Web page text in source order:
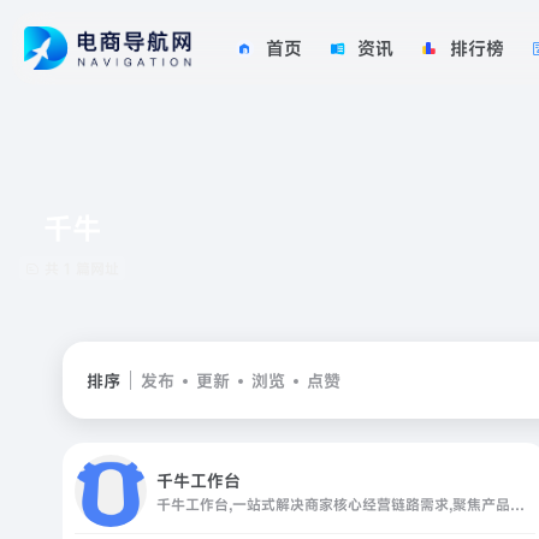
首页 资讯 排行榜
排序 发布 更新 浏览 点赞
千牛工作台
千牛工作台,一站式解决商家核心经营链路需求,聚焦产品体验与服务,服务千万活跃商家,日均电商资讯浏览百万次,数万家服务商合作伙伴打造服务生态闭环,提供完整电商解决方案